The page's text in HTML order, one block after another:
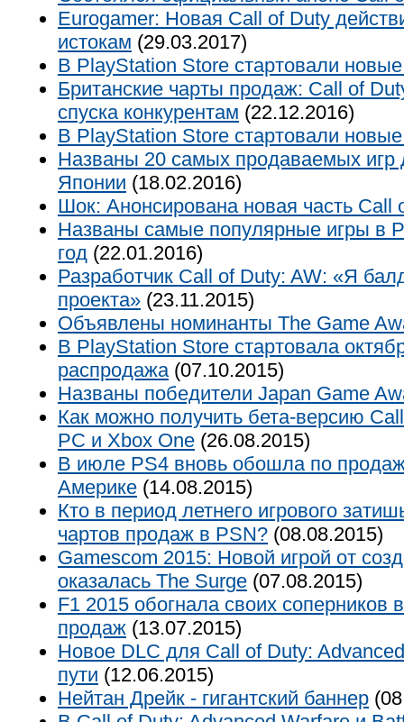
Eurogamer: Новая Call of Duty
истокам (29.03.2017)
В PlayStation Store стартовали
Британские чарты продаж: Call of
спуска конкурентам (22.12.2016)
В PlayStation Store стартовали
Названы 20 самых продаваемых игр
Японии (18.02.2016)
Шок: Анонсирована новая часть Call
Названы самые популярные игры в
год (22.01.2016)
Разработчик Call of Duty: AW: «Я
проекта» (23.11.2015)
Объявлены номинанты The Game
В PlayStation Store стартовала
распродажа(07.10.2015)
Названы победители Japan Game
Как можно получить бета-версию
PC и Xbox One (26.08.2015)
В июле PS4 вновь обошла по
Америке (14.08.2015)
Кто в период летнего игрового
чартов продаж в PSN? (08.08.2015)
Gamescom 2015: Новой игрой от
оказалась The Surge (07.08.2015)
F1 2015 обогнала своих соперников
продаж (13.07.2015)
Новое DLC для Call of Duty:
пути (12.06.2015)
Нейтан Дрейк - гигантский баннер